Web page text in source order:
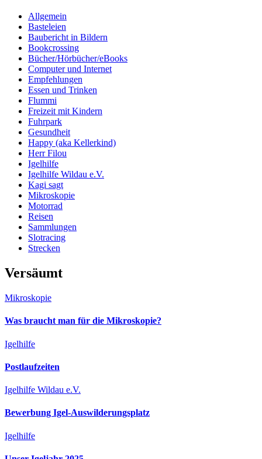
Allgemein
Basteleien
Baubericht in Bildern
Bookcrossing
Bücher/Hörbücher/eBooks
Computer und Internet
Empfehlungen
Essen und Trinken
Flummi
Freizeit mit Kindern
Fuhrpark
Gesundheit
Happy (aka Kellerkind)
Herr Filou
Igelhilfe
Igelhilfe Wildau e.V.
Kagi sagt
Mikroskopie
Motorrad
Reisen
Sammlungen
Slotracing
Strecken
Versäumt
Mikroskopie
Was braucht man für die Mikroskopie?
Igelhilfe
Postlaufzeiten
Igelhilfe Wildau e.V.
Bewerbung Igel-Auswilderungsplatz
Igelhilfe